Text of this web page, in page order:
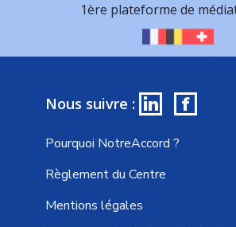
1ère plateforme de
Nous suivre : in f
Pourquoi NotreAccord ?
Règlement du Centre
Mentions légales